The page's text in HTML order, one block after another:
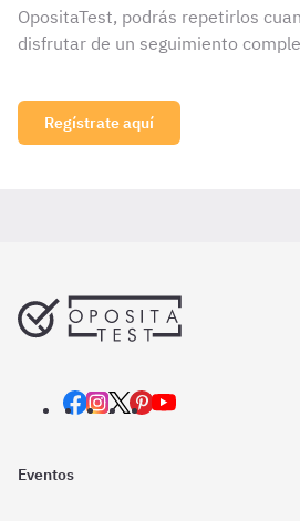
OpositaTest, podrás repetirlos
disfrutar de un seguimiento
Regístrate aquí
Eventos